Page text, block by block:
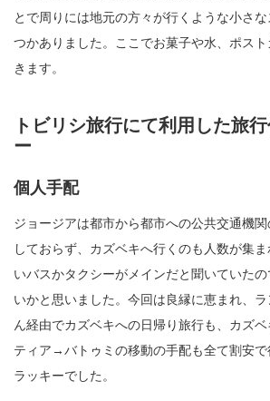
とで周りには地元の方々が行くような小さな
つかありました。ここでお菓子や水、ポス
きます。
トビリシ旅行にて利用した旅
ー
個人手配
ジョージアは都市から都市への公共交通機
しておらず、カズベキへ行くのも人数が集
いバスかタクシーがメインだと聞いていた
いかと思いました。今回は良縁に恵まれ、
ん経由でカズベキへの日帰り旅行も、カズ
ティア→バトゥミの移動の手配も全て割安
ラッキーでした。